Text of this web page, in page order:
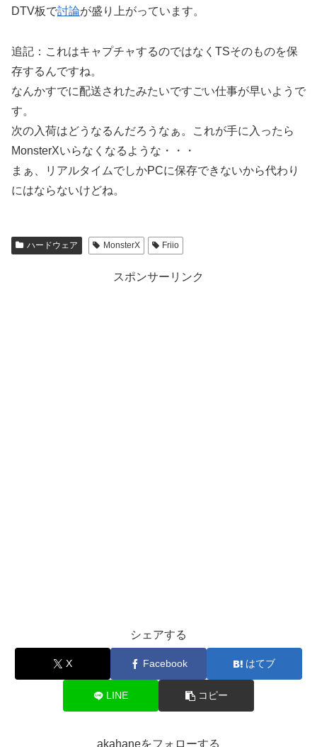
DTV板で討論が盛り上がっています。
追記：これはキャプチャするのではなくTSそのものを保
存するんですね。
なんかすでに配送されたみたいですごい仕事が早いようで
す。
次の入荷はどうなるんだろうなぁ。これが手に入ったら
MonsterXいらなくなるような・・・
まぁ、リアルタイムでしかPCに保存できないから代わり
にはならないけどね。
ハードウェア MonsterX Friio
スポンサーリンク
シェアする
X Facebook はてブ
LINE コピー
akahaneをフォローする